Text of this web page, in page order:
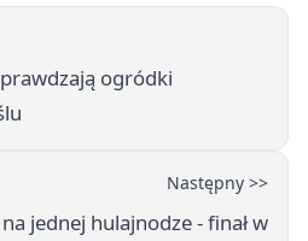
ogródki
Następny >>
jednej hulajnodze - finał w